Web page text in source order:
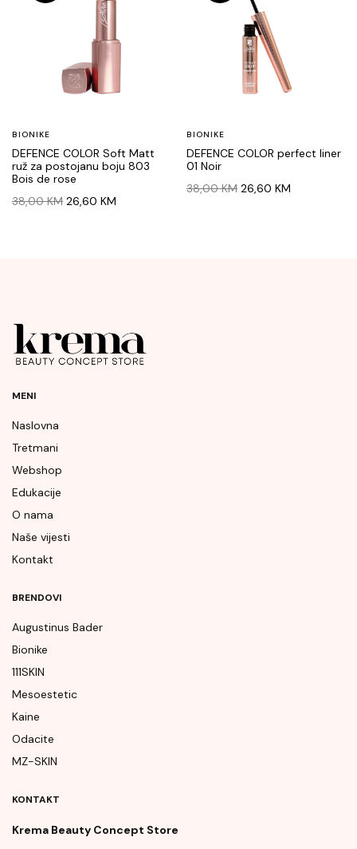
BIONIKE
DEFENCE COLOR Soft Matt
ruž za postojanu boju 803
Bois de rose
38,00KM Original
26,60 KM
BIONIKE
DEFENCE COLOR perfect liner
01 Noir
38,00KM Original
26,60 KM
MENI
Naslovna
Tretmani
Webshop
Edukacije
O nama
Naše vijesti
Kontakt
BRENDOVI
Augustinus Bader
Bionike
111SKIN
Mesoestetic
Kaine
Odacite
MZ-SKIN
KONTAKT
Krema Beauty Concept Store